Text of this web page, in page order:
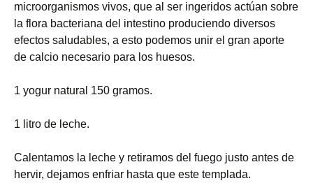
microorganismos vivos, que al ser ingeridos actúan sobre
la flora bacteriana del intestino produciendo diversos
efectos saludables, a esto podemos unir el gran aporte
de calcio necesario para los huesos.
1 yogur natural 150 gramos.
1 litro de leche.
Calentamos la leche y retiramos del fuego justo antes de
hervir, dejamos enfriar hasta que este templada.